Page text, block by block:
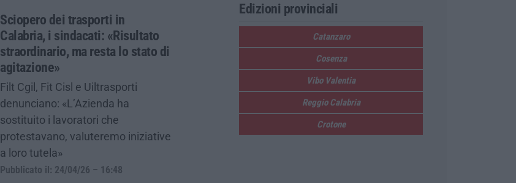
Sciopero dei trasporti in
Calabria, i sindacati: «Risultato
straordinario, ma resta lo stato di
agitazione»
Filt Cgil, Fit Cisl e Uiltrasporti
denunciano: «L’Azienda ha
sostituito i lavoratori che
protestavano, valuteremo iniziative
a loro tutela»
Pubblicato il: 24/04/26 – 16:48
Edizioni provinciali
Catanzaro
Cosenza
Vibo Valentia
Reggio Calabria
Crotone